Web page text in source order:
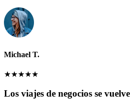
Michael T.
★★★★★
Los viajes de negocios se